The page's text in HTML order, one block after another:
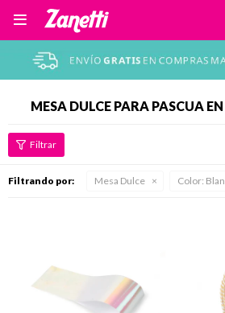

MESA DULCE PARA PASCUA
Filtrando por: Mesa Dulce Color: